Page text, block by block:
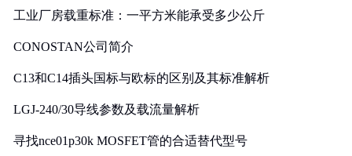
工业厂房载重标准：一平方米能承受多少公斤
CONOSTAN公司简介
C13和C14插头国标与欧标的区别及其标准解析
LGJ-240/30导线参数及载流量解析
寻找nce01p30k MOSFET管的合适替代型号